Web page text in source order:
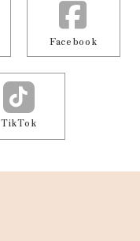
Facebook
TikTok